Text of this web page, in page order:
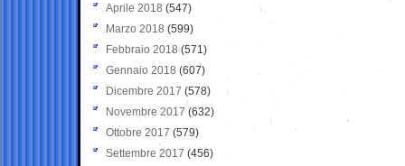
Aprile 2018 (547)
Marzo 2018 (599)
Febbraio 2018 (571)
Gennaio 2018 (607)
Dicembre 2017 (578)
Novembre 2017 (632)
Ottobre 2017 (579)
Settembre 2017 (456)